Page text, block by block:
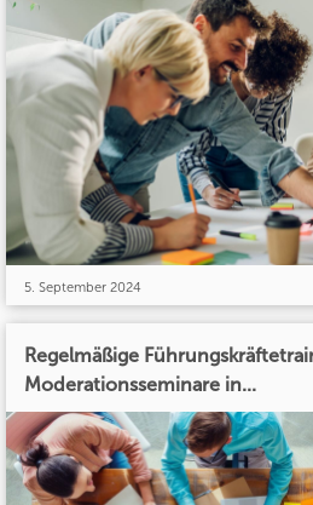
5. September 2024
Regelmäßige
Moderationsseminare in...